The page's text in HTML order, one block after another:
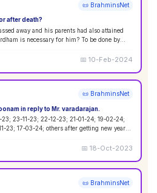
📜 BrahminsNet
after death?
and his parents had also attained
is necessary for him? To be done by
📅10-Feb-2024
📜 BrahminsNet
in reply to Mr. varadarajan.
23-11-23; 22-12-23; 21-01-24; 19-02-24;
20-03-24; oonam 22-10-23; 05-11-23; 17-03-24; others after getting new year...
📅18-Oct-2023
📜 BrahminsNet